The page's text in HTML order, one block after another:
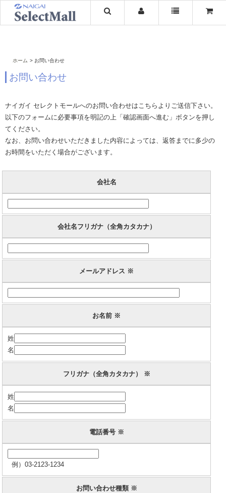
ホーム お問い合わせ
お問い合わせ
ナイガイ セレクトモールへのお問い合わせはこちらよりご送信下さい。
以下のフォームに必要事項を明記の上「確認画面へ進む」ボタンを押し
てください。
なお、お問い合わせいただきました内容によっては、返答までに多少の
お時間をいただく場合がございます。
会社名
会社名フリガナ（全角カタカナ）
メールアドレス ※
お名前 ※
姓
名
フリガナ（全角カタカナ） ※
姓
名
電話番号 ※
例）03-2123-1234
お問い合わせ種類 ※